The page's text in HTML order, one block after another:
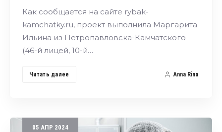
Как сообщается на сайте rybak-
kamchatky.ru, проект выполнила Маргарита
Ильина из Петропавловска-Камчатского
(46-й лицей, 10-й…
Читать далее Anna Rina
05 АПР 2024